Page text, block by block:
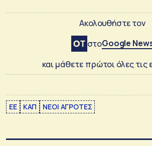
Ακολουθήστε τον
στοGoogle
και μάθετε πρώτοι όλες τις
ΕΕ ΚΑΠ ΝΕΟΙ ΑΓΡΟΤΕΣ